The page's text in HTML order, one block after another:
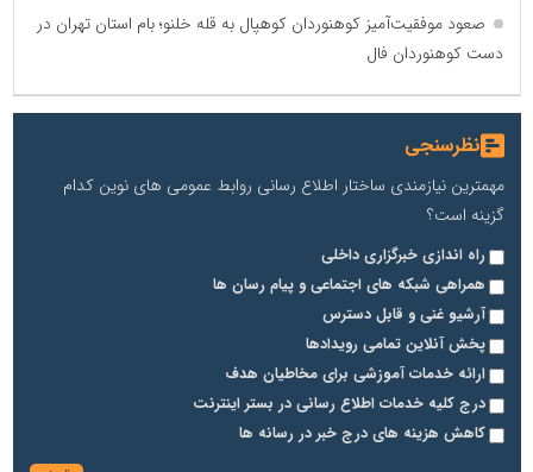
صعود موفقیت‌آمیز کوهنوردان کوهپال به قله خلنو؛ بام استان تهران در
دست کوهنوردان فال
نظرسنجی
مهمترین نیازمندی ساختار اطلاع رسانی روابط عمومی های نوین کدام
گزینه است؟
راه اندازی خبرگزاری داخلی
همراهی شبکه های اجتماعی و پیام رسان ها
آرشیو غنی و قابل دسترس
پخش آنلاین تمامی رویدادها
ارائه خدمات آموزشی برای مخاطیان هدف
درج کلیه خدمات اطلاع رسانی در بستر اینترنت
کاهش هزینه های درج خبر در رسانه ها